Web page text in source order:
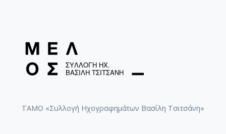
ΤΑΜΟ «Συλλογή Ηχογραφημάτων Βασίλη Τσιτσάνη»